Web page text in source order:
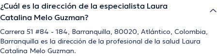
¿Cuál es la dirección de la especialista Laura
Catalina Melo Guzman?
Carrera 51 #84 - 184, Barranquilla, 80020, Atlántico, Colombia,
Barranquilla es la dirección de la profesional de la salud Laura
Catalina Melo Guzman.